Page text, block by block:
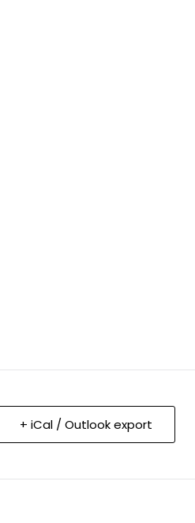
+ iCal / Outlook export